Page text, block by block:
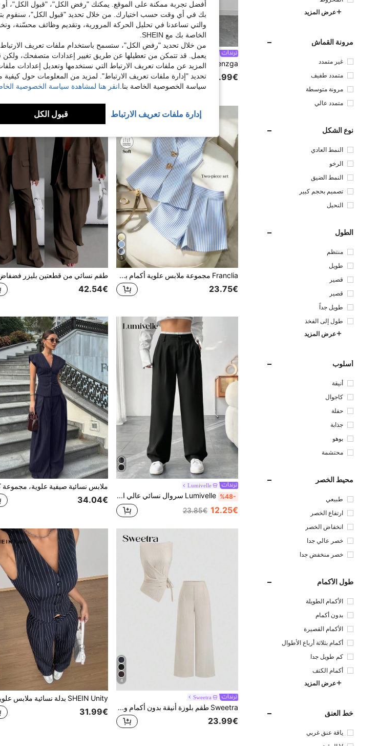
عرض المزيد
مرونة القماش
غير متمدد
متمدد طفيف
مرونة متوسطة
متمدد عالي
نوع الشكل
النمط العادي
الرخو
النمط الضيق
تصميم بحجم كبير
النحيل
الطول
منتظم
طويل
قصير
قصير
طويل جداً
طول إلى الفخذ
عرض المزيد
أسلوب
أنيقة
كاجوال
حفلة
جذابة
بوهو
محتشمة
محيط الخصر
طبيعي
ارتفاع الخصر
انخفاض الخصر
خصر عالي جدا
خصر منخفض جدا
طول الأكمام
الأكمام الطويلة
بدون أكمام
الأكمام القصيرة
أكمام بثلاثة أرباع الأطوال
كم طويل جدا
أكمام الكتف
عرض المزيد
خط العنق
ياقة عنق غربي
#أناقة_عصرية
Elenzga طقم بدلة رسمية مع ربطة عنق للنساء، أنيق وعصري للعمل والمناسبات الرومانسية والعطلات
32.99€
#أناقة صيفية
26.23€
5
Franclia مجموعة ملابس علوية أكمام بلا أكمام وشورت ذو خصر عالي مخطط باللون الأزرق والأبيض، طقم كاجوال للنساء، مجموعة أنيقة من الأعلى بلا أكمام والشورت باللون الأزرق والأبيض، طقم مخطط كاجوال للصيف، مجموعة مخططة باللون الأزرق والأبيض، طقم أنيق للنساء، طقم كاجوال للتنقل، طقم صيفي للنساء، طقم قطعتين، طقم أزرق للنساء، طقم أبيض للنساء، طقم قطعتين للنساء
23.75€
42.54€
Lumivelle
%48- Lumivelle سروال نسائي عالي الخصر بجيوب مائلة لبدلة النساء
12.25€
23.85€
34.04€
4
Sweetra
Sweetra طقم بلوزة أنيقة بدون أكمام وربطة جانبية في الخصر وبنطال ساق مستقيمة للنساء، مناسب للربيع والصيف
23.99€
31.99€
أفضل تجربة ممكنة على الموقع. يمكنك "رفض الكل"، "قبول الكل"، أو
بك في أي وقت حسب اختيارك. من خلال تحديد "قبول الكل"، سنقوم
والتي تساعدنا في تحليل الحركة المرورية، وتقديم وظائف محسّنة،
الخاصة بك مع SHEIN.
من خلال تحديد "رفض الكل"، ستسمح باستخدام ملفات تعريف الارتباط
يعمل. قد تتمكن من تعطيلها عن طريق تغيير إعدادات متصفحك، ولكن
المزيد عن ملفات تعريف الارتباط التي نستخدمها وتعديل إعدادات
تحديد "إدارة ملفات تعريف الارتباط". لمزيد من المعلومات حول كيفية
سياسة الخصوصية الخاصة بنا. انقر هنا لمشاهدة سياسة الخصوصية
إدارة ملفات تعريف الارتباط قبول الكل